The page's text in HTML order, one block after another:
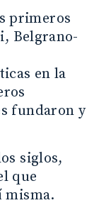
primeros
Belgrano-
en la
fundaron y
siglos,
que
misma.